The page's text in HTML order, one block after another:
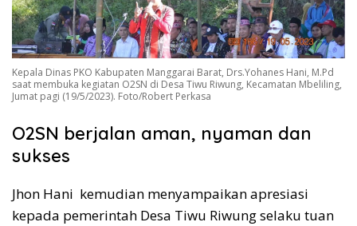
Kepala Dinas PKO Kabupaten Manggarai Barat, Drs.Yohanes Hani, M.Pd
saat membuka kegiatan O2SN di Desa Tiwu Riwung, Kecamatan Mbeliling,
Jumat pagi (19/5/2023). Foto/Robert Perkasa
O2SN berjalan aman, nyaman dan
sukses
Jhon Hani kemudian menyampaikan apresiasi
kepada pemerintah Desa Tiwu Riwung selaku tuan